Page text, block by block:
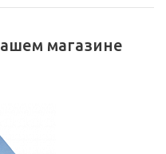
магазине